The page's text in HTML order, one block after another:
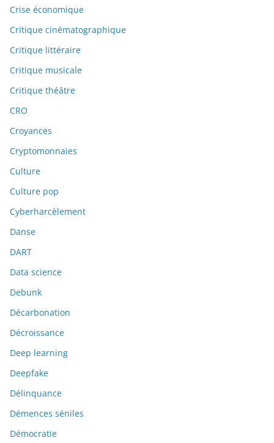
Crise économique
Critique cinématographique
Critique littéraire
Critique musicale
Critique théâtre
CRO
Croyances
Cryptomonnaies
Culture
Culture pop
Cyberharcèlement
Danse
DART
Data science
Debunk
Décarbonation
Décroissance
Deep learning
Deepfake
Délinquance
Démences séniles
Démocratie